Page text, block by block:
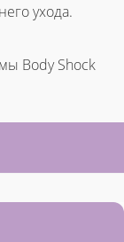
ухода.
Body Shock